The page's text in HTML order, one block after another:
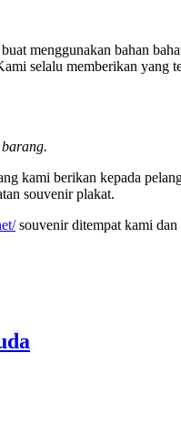
menggunakan bahan
selalu memberikan yang
kami berikan kepada
souvenir plakat.
souvenir ditempat kami dan